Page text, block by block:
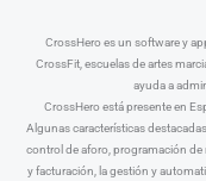
CrossHero es un software y
CrossFit, escuelas de artes
ayuda a
CrossHero está presente en
Algunas características
control de aforo, programación
y facturación, la gestión y